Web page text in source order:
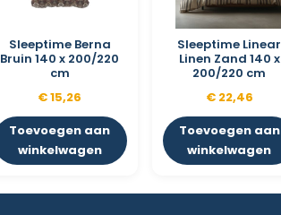
Sleeptime Berna
Bruin 140 x 200/220
cm
€15,26
Toevoegen aan
winkelwagen
Sleeptime Linear
Linen Zand 140 x
200/220 cm
€22,46
Toevoegen aan
winkelwagen